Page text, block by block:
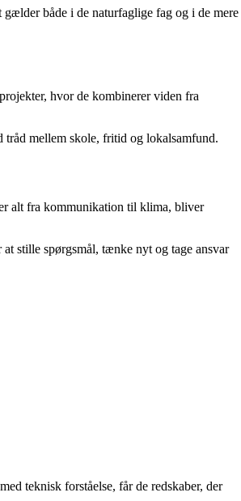
både i de naturfaglige fag og i de mere
hvor de kombinerer viden fra
tråd mellem skole, fritid og lokalsamfund.
alt fra kommunikation til klima, bliver
stille spørgsmål, tænke nyt og tage ansvar
teknisk forståelse, får de redskaber, der